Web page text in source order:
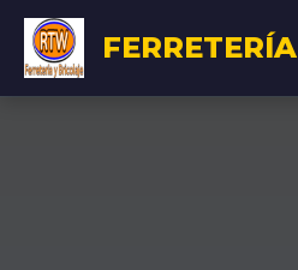
FERRETERÍA